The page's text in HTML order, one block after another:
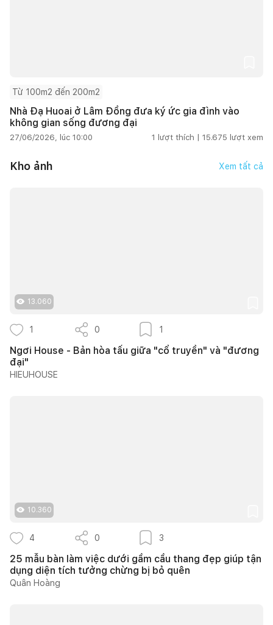
Từ 100m2 đến 200m2
Nhà Đạ Huoai ở Lâm Đồng đưa ký ức gia đình vào
không gian sống đương đại
27/06/2026, lúc 10:00 1 lượt thích | 15.675 lượt xem
Kho ảnh Xem tất cả
13.060
1 0 1
Ngơi House - Bản hòa tấu giữa "cổ truyền" và "đương
đại"
HIEUHOUSE
10.360
4 0 3
25 mẫu bàn làm việc dưới gầm cầu thang đẹp giúp tận
dụng diện tích tưởng chừng bị bỏ quên
Quân Hoàng